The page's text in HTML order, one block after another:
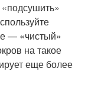
— «чистый»
на такое
еще более